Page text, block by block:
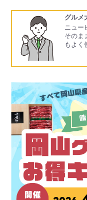
グルメ
ニュー
そのま
もよく